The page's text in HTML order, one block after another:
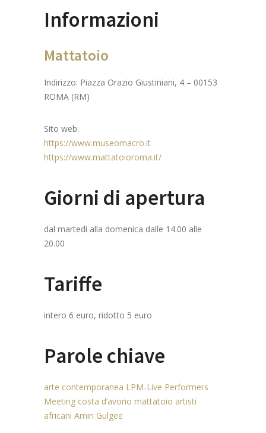
Informazioni
Mattatoio
Indirizzo: Piazza Orazio Giustiniani, 4 – 00153
ROMA (RM)
Sito web:
https://www.museomacro.it
https://www.mattatoioroma.it/
Giorni di apertura
dal martedì alla domenica dalle 14.00 alle
20.00
Tariffe
intero 6 euro, ridotto 5 euro
Parole chiave
arte contemporanea LPM-Live Performers
Meeting costa d’avorio mattatoio artisti
africani Amin Gulgee